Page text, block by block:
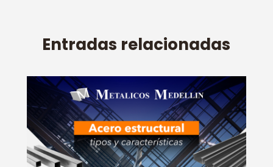
Entradas relacionadas